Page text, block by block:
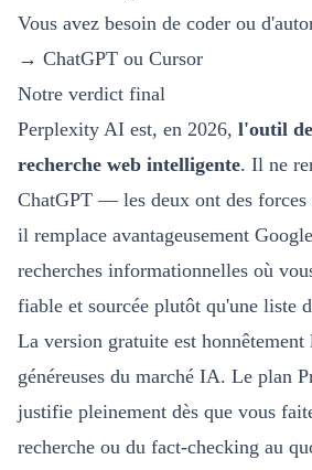
Vous avez besoin de coder ou
→ ChatGPT ou Cursor
Notre verdict final
Perplexity AI est, en 2026, l'outil
recherche web intelligente. Il ne
ChatGPT — les deux ont des
il remplace avantageusement
recherches informationnelles où
fiable et sourcée plutôt qu'une liste
La version gratuite est honnêtement
généreuses du marché IA. Le plan
justifie pleinement dès que vous
recherche ou du fact-checking au